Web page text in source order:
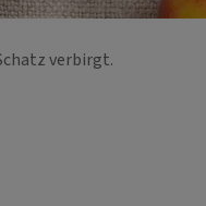
verbirgt.